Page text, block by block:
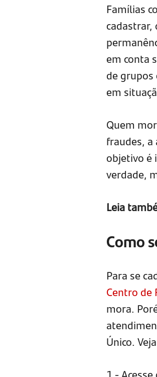
Famílias
cadastrar,
em conta
de
em
Quem
fraudes, a
objetivo é
verdade,
Leia
Como
Para se
Centro de
mora.
Único.